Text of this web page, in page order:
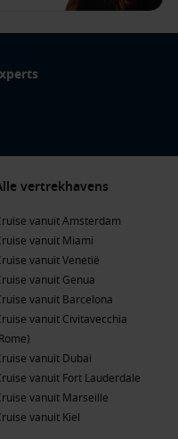
vertrekhavens
vanuit Amsterdam
vanuit Miami
vanuit Venetië
vanuit Genua
vanuit Barcelona
vanuit Civitavecchia
vanuit Dubai
vanuit Fort Lauderdale
vanuit Marseille
vanuit Kiel